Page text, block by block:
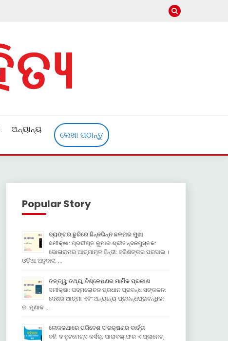
ଅନ୍ୟାନ୍ୟ
ଲେଖା ପଠାନ୍ତୁ
Popular Story
ବ୍ୟଙ୍ଗର ଛୁରିରେ ଛିନ୍ନଭିନ୍ନ ଛଳନାର ମୁଖା
ସମୀକ୍ଷା: ପ୍ରଦୀପ୍ତ କୁମାର ଶ୍ରୀଚନ୍ଦନପୁସ୍ତକ:
ଭୋଳାରାମର ଆତ୍ମାମୂଳ ହିନ୍ଦୀ: ହରିଶଙ୍କର ପରସାଇ ।
ଓଡ଼ିଆ ଅନୁବାଦ: …
ତତ୍ତ୍ୱ, ତଥ୍ୟ, ବିଶ୍ଳେଷଣର ମାର୍ମିକ ପ୍ରକାଶ
ସମୀକ୍ଷା: ପଦ୍ମଲୋଚନ ପ୍ରଧାନ ପ୍ରବନ୍ଧ ସଙ୍କଳନ:
ଦେଶର ଆତ୍ମା ଏବଂ ଅନ୍ୟାନ୍ୟ ପ୍ରବନ୍ଧପ୍ରାବନ୍ଧିକ:
ଡ. ମୃଣାଳ …
ଲୋକକଥାରେ ପରିବେଶ ସଂରକ୍ଷଣର ବାର୍ତ୍ତା
ବହି: ଦ ନୁଟମେଗ୍ସ କର୍ସର୍: ପାରାବଲ୍ ଫର ଏ ପ୍ଲାନେଟ୍